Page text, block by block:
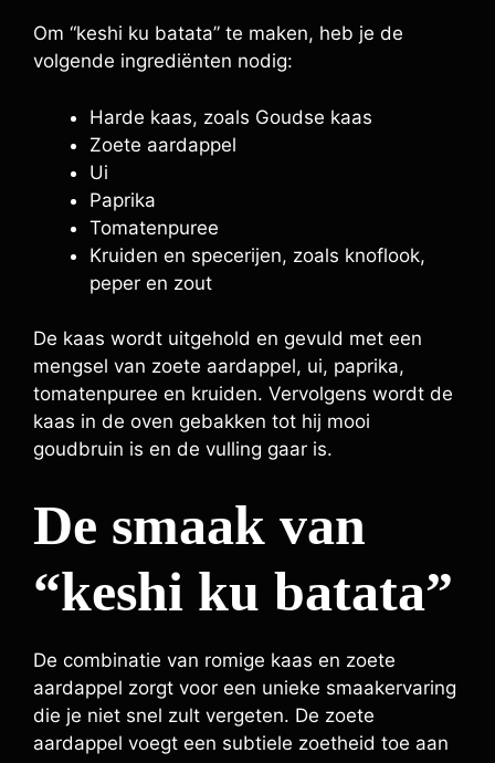
Om “keshi ku batata” te maken, heb je de
volgende ingrediënten nodig:
Harde kaas, zoals Goudse kaas
Zoete aardappel
Ui
Paprika
Tomatenpuree
Kruiden en specerijen, zoals knoflook,
peper en zout
De kaas wordt uitgehold en gevuld met een
mengsel van zoete aardappel, ui, paprika,
tomatenpuree en kruiden. Vervolgens wordt de
kaas in de oven gebakken tot hij mooi
goudbruin is en de vulling gaar is.
De smaak van
“keshi ku batata”
De combinatie van romige kaas en zoete
aardappel zorgt voor een unieke smaakervaring
die je niet snel zult vergeten. De zoete
aardappel voegt een subtiele zoetheid toe aan